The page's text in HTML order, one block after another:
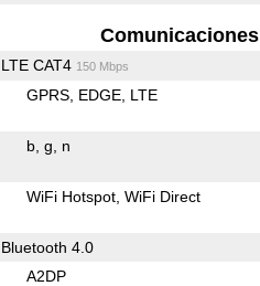
Comunicaciones
LTE CAT4 150 Mbps
GPRS EDGE LTE
b g n
WiFi Hotspot WiFi Direct
Bluetooth 4.0
A2DP